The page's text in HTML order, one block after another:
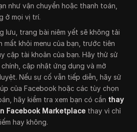
như vận chuyển hoặc thanh toán,
ở mọi vị trí.
lưu, trang bài niêm yết sẽ không tải
mất khỏi menu của bạn, trước tiên
cập tài khoản của bạn. Hãy thử sử
cập nhật ứng dụng và mở
Nếu sự cố vẫn tiếp diễn, hãy sử
của Facebook hoặc các tùy chọn
hãy kiểm tra xem bạn có cần thay
Facebook Marketplace thay vì chỉ
hay không.